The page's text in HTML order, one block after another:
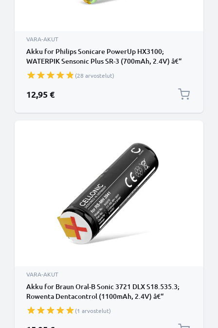
VARA-AKUT
Akku for Philips Sonicare PowerUp HX3100;
WATERPIK Sensonic Plus SR-3 (700mAh, 2.4V) â€“
CELLONIC
(28 arvostelut)
12,95 €
VARA-AKUT
Akku for Braun Oral-B Sonic 3721 DLX S18.535.3;
Rowenta Dentacontrol (1100mAh, 2.4V) â€“
CELLONIC
(1 arvostelut)